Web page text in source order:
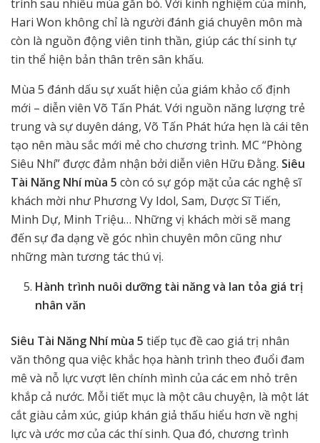
trình sau nhiều mùa gắn bó. Với kinh nghiệm của mình,
Hari Won không chỉ là người đánh giá chuyên môn mà
còn là nguồn động viên tinh thần, giúp các thí sinh tự
tin thể hiện bản thân trên sân khấu.
Mùa 5 đánh dấu sự xuất hiện của giám khảo cố định
mới – diễn viên Võ Tấn Phát. Với nguồn năng lượng trẻ
trung và sự duyên dáng, Võ Tấn Phát hứa hẹn là cái tên
tạo nên màu sắc mới mẻ cho chương trình. MC “Phòng
Siêu Nhí” được đảm nhận bởi diễn viên Hữu Đằng. Siêu
Tài Năng Nhí mùa 5 còn có sự góp mặt của các nghệ sĩ
khách mời như Phương Vy Idol, Sam, Dược Sĩ Tiến,
Minh Dự, Minh Triệu… Những vị khách mời sẽ mang
đến sự đa dạng về góc nhìn chuyên môn cũng như
những màn tương tác thú vị.
Hành trình nuôi dưỡng tài năng và lan tỏa giá trị
nhân văn
Siêu Tài Năng Nhí mùa 5 tiếp tục đề cao giá trị nhân
văn thông qua việc khắc họa hành trình theo đuổi đam
mê và nỗ lực vượt lên chính mình của các em nhỏ trên
khắp cả nước. Mỗi tiết mục là một câu chuyện, là một lát
cắt giàu cảm xúc, giúp khán giả thấu hiểu hơn về nghị
lực và ước mơ của các thí sinh. Qua đó, chương trình